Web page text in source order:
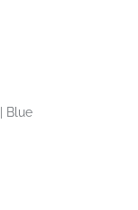
Blue